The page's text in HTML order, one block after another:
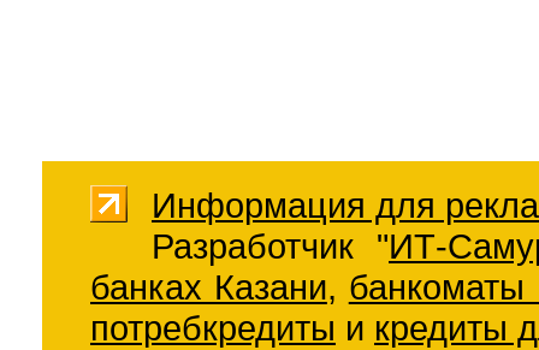
Информация для
Разработчик "ИТ-
банках Казани, банкоматы
потребкредиты и кредиты